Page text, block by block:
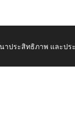
าประสิทธิภาพ และป